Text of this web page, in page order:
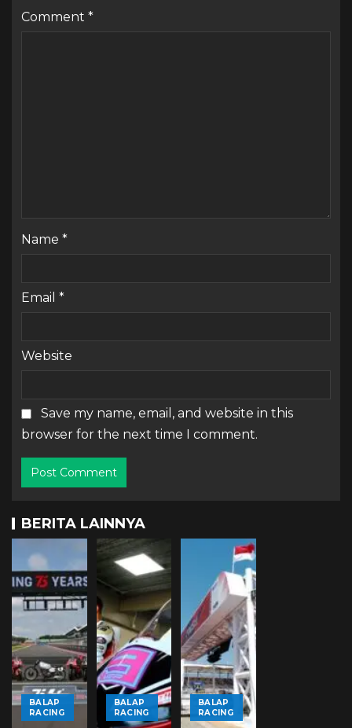
Comment *
Name *
Email *
Website
Save my name, email, and website in this
browser for the next time I comment.
BERITA LAINNYA
BALAP
RACING
BALAP
RACING
BALAP
RACING